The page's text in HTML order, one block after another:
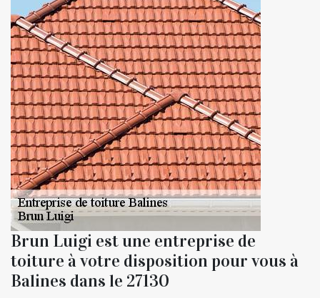
Brun Luigi est une entreprise de
toiture à votre disposition pour vous à
Balines dans le 27130